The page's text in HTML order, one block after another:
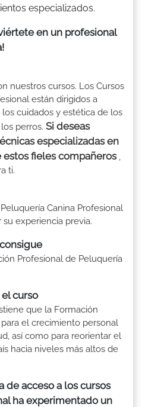
especializados.
en un profesional
nuestros cursos. Los Cursos
están dirigidos a
cuidados y estética de los
perros. Si deseas
especializadas en
fieles compañeros,
ti.
Canina Profesional
experiencia previa.
Profesional de Peluquería
curso
que la Formación
el crecimiento personal
así como para reorientar el
hacia niveles más altos de
de acceso a los cursos
ha experimentado un